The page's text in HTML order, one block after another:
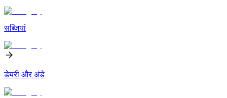
सब्जियां
डेयरी और अंडे